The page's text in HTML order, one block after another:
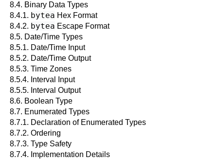
8.4. Binary Data Types
8.4.1. bytea Hex Format
8.4.2. bytea Escape Format
8.5. Date/Time Types
8.5.1. Date/Time Input
8.5.2. Date/Time Output
8.5.3. Time Zones
8.5.4. Interval Input
8.5.5. Interval Output
8.6. Boolean Type
8.7. Enumerated Types
8.7.1. Declaration of Enumerated Types
8.7.2. Ordering
8.7.3. Type Safety
8.7.4. Implementation Details